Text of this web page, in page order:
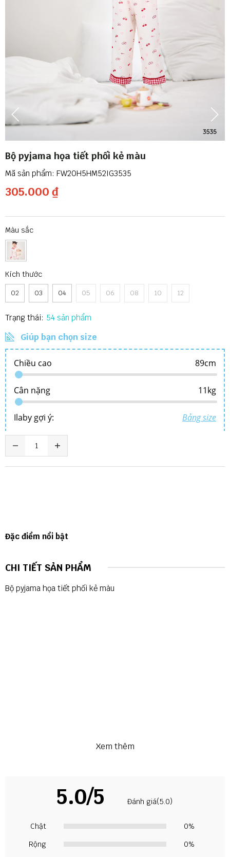
Bộ pyjama họa tiết phối kẻ màu
305.000 ₫
Màu sắc
Kích thước
02 03 04 05 06 08 10 12
Giúp bạn chọn size
FW20H5HM52IG3535
Đặc điểm nổi bật
Trạng thái: 54
CHI TIẾT SẢN PHẨM
Bộ pyjama họa tiết phối kẻ màu
Xem thêm
5.0/5 Đánh giá(5.0)
Chật
0%
Rộng
0%